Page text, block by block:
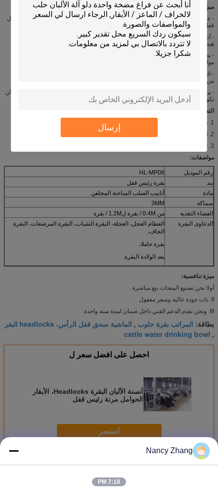
إرسال
ميزات:
- عملية بسيطة، تحتاج فقط إلى 90 درجة دوران وتناسب الصحافة، ويمكن استكمال عمل
قفل كله وفتح.
- أنسنة التصميم، ويمكن تحسين كفاءة العمل. مع 2-يغلق ذاتيا أقفال على رأس كل
هيدلوك مجموعة، يمكن أن يقلل كثيرا من كثافة اليد العاملة.
- تصميم سهل البقر، يمكن أن يضمن الماشية تغذية الوقت. ووفقا للأبقار العمر، تصميم
مواصفات مختلفة من هيدلوك وزيادة إنتاج الحليب.
- المنتجات المعمرة. بعد الانتهاء، من خلال معالجة السطح مع تعبئة الساخنة لمنع التآكل
من الصلب، 0.8 مم على الأقل.
- مرونة جيدة. صف كامل من هيدلوك البقر يمكن أن يكون غير الساحلية ذاتيا، كما يمكن أن
تكون واحدة. هذا التصميم هو مناسب للعمل اليومي.
التطبيقات:
1. تستخدم لقفل بقرة حلوب والماشية.
2. المستخدمة في مزرعة الألبان.
3. لبقرة المرضعات، البقرة الجاف، البقرة الحوامل، بعد الولادة البقرة.
مواصفات:
رقم الموديل
HL-MP08
بند
بقرة رئيس قفل
مادة
أنابيب الصلب الساخنة المجلفن
سماكة
3MM
الفضاء التغذية
من 0.4M / بقرة ل1.2M / بقرة
الدعاوى البقرة
الفطام العجل، العجلة، البقرة الشباب، البقرة المرضعات، البقرة
الجاف،
بقرة حاملا،
بعد الولادة البقرة.
ميزة تنافسية:
أولا نحن تصنيع المعدات بيع مباشرة
II. ذات جودة عالية وسعر معقول
III. ونحن نقدم الدعم الفني داخل ضمان لمدة سنة واحدة.
بطاقة: المراتب بقرة حلوب , الماشية سحق قفل الرأس، headlocks البقر
,
cattle water drinking bowl
احصل على افضل سعر ل
أنسنة الألبان البقرة Headlocks، الأبقار
الحوامل مرنة رئيس قفل
استمر
أكثرمعدات مزرعة البقر
Nancy Zhang
7:18 PM